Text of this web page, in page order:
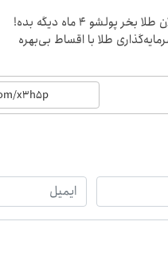
الان طلا بخر پولشو 4 ماه دیگه بده!
طلا با اقساط بی‌بهره